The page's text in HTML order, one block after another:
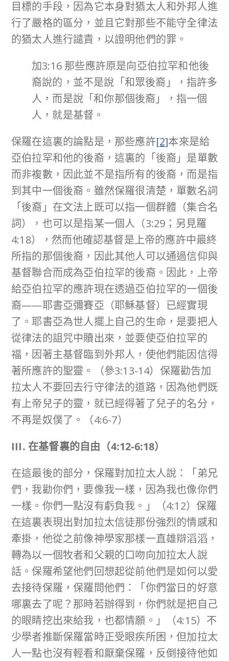
目標的手段，因為它本身對猶太人和外邦人進
行了嚴格的區分，並且它對那些不能守全律法
的猶太人進行譴責，以證明他們的罪。
加3:16 那些應許原是向亞伯拉罕和他後
裔說的，並不是說「和眾後裔」，指許多
人，而是說「和你那個後裔」，指一個
人，就是基督。
保羅在這裏的論點是，那些應許[2]本來是給
亞伯拉罕和他的後裔，這裏的「後裔」是單數
而非複數，因此並不是指所有的後裔，而是指
到其中一個後裔。雖然保羅很清楚，單數名詞
「後裔」在文法上既可以指一個群體（集合名
詞），也可以是指某一個人（3:29；另見羅
4:18），然而他確認基督是上帝的應許中最終
所指的那個後裔，因此其他人可以通過信仰與
基督聯合而成為亞伯拉罕的後裔。因此，上帝
給亞伯拉罕的應許現在透過亞伯拉罕的一個後
裔——耶書亞彌賽亞（耶穌基督）已經實現
了。耶書亞為世人擺上自己的生命，是要把人
從律法的詛咒中贖出來，並要使亞伯拉罕的
福，因著主基督臨到外邦人，使他們能因信得
著所應許的聖靈。（參3:13-14）保羅勸告加
拉太人不要回去行守律法的道路，因為他們既
有上帝兒子的靈，就已經得著了兒子的名分，
不再是奴僕了。（4:6-7）
III. 在基督裏的自由（4:12-6:18）
在這最後的部分，保羅對加拉太人說：「弟兄
們，我勸你們，要像我一樣，因為我也像你們
一樣。你們一點沒有虧負我。」（4:12）保羅
在這裏表現出對加拉太信徒那份強烈的情感和
牽掛，他從之前像神學家那樣一直雄辯滔滔，
轉為以一個牧者和父親的口吻向加拉太人說
話。保羅希望他們回想起從前他們是如何以愛
去接待保羅，保羅問他們：「你們當日的好意
哪裏去了呢？那時若辦得到，你們就是把自己
的眼睛挖出來給我，也都情願。」（4:15）不
少學者推斷保羅當時正受眼疾所困，但加拉太
人一點也沒有輕看和厭棄保羅，反倒接待他如